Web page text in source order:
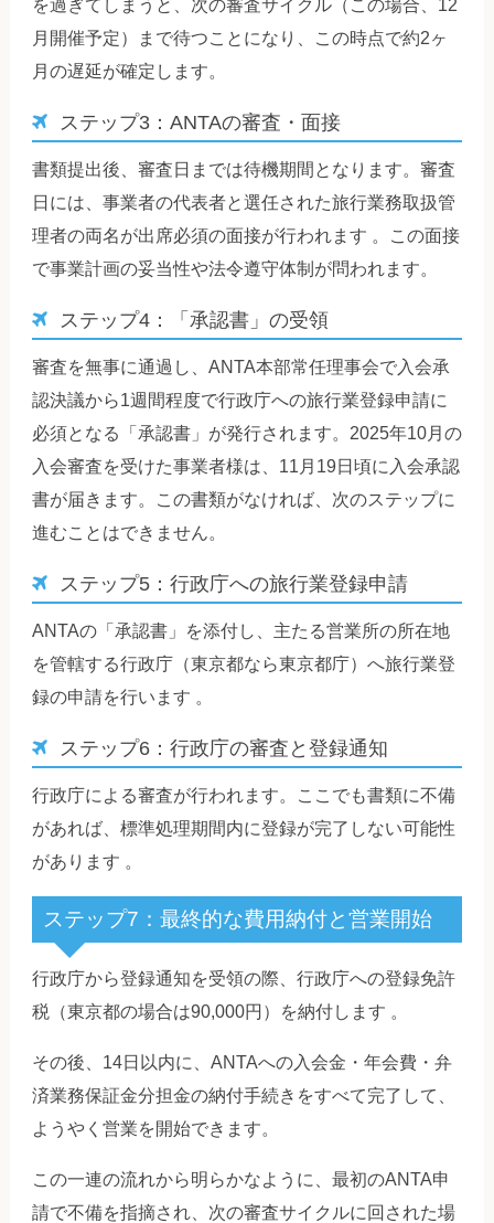
を過ぎてしまうと、次の審査サイクル（この場合、12
月開催予定）まで待つことになり、この時点で約2ヶ
月の遅延が確定します。
ステップ3：ANTAの審査・面接
書類提出後、審査日までは待機期間となります。審査
日には、事業者の代表者と選任された旅行業務取扱管
理者の両名が出席必須の面接が行われます 。この面接
で事業計画の妥当性や法令遵守体制が問われます。
ステップ4：「承認書」の受領
審査を無事に通過し、ANTA本部常任理事会で入会承
認決議から1週間程度で行政庁への旅行業登録申請に
必須となる「承認書」が発行されます。2025年10月の
入会審査を受けた事業者様は、11月19日頃に入会承認
書が届きます。この書類がなければ、次のステップに
進むことはできません。
ステップ5：行政庁への旅行業登録申請
ANTAの「承認書」を添付し、主たる営業所の所在地
を管轄する行政庁（東京都なら東京都庁）へ旅行業登
録の申請を行います 。
ステップ6：行政庁の審査と登録通知
行政庁による審査が行われます。ここでも書類に不備
があれば、標準処理期間内に登録が完了しない可能性
があります 。
ステップ7：最終的な費用納付と営業開始
行政庁から登録通知を受領の際、行政庁への登録免許
税（東京都の場合は90,000円）を納付します 。
その後、14日以内に、ANTAへの入会金・年会費・弁
済業務保証金分担金の納付手続きをすべて完了して、
ようやく営業を開始できます。
この一連の流れから明らかなように、最初のANTA申
請で不備を指摘され、次の審査サイクルに回された場